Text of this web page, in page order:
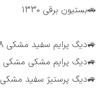
🚗بستیون برقی 1330
🚙دیگ پرایم سفید مشکی 2238
🚙دیگ پرایم مشکی مشکی 2200
🚙دیگ پرستیژ سفید مشکی 2855